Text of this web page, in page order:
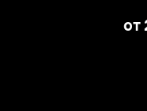
от